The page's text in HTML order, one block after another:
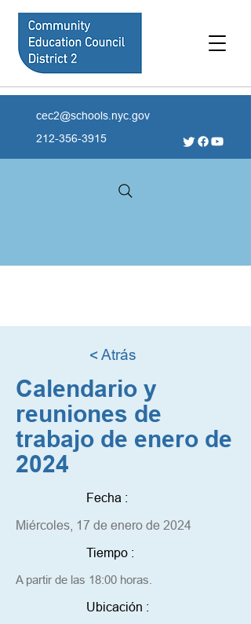
cec2@schools.nyc.gov
212-356-3915
< Atrás
Calendario y
reuniones de
trabajo de enero de
2024
Fecha :
Miércoles, 17 de enero de 2024
Tiempo :
A partir de las 18:00 horas.
Ubicación :